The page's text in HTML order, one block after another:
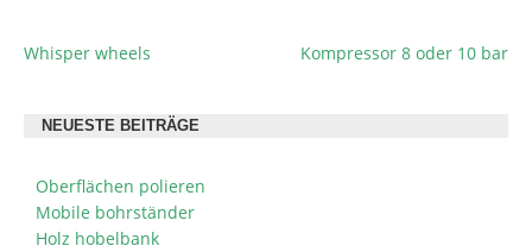
BEITRAGSNAVIGATION
Whisper wheels Kompressor 8 oder 10 bar
NEUESTE BEITRÄGE
Oberflächen polieren
Mobile bohrständer
Holz hobelbank